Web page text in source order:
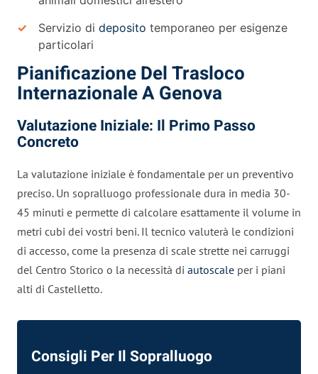
Servizio di deposito temporaneo per esigenze
particolari
Pianificazione Del Trasloco
Internazionale A Genova
Valutazione Iniziale: Il Primo Passo
Concreto
La valutazione iniziale è fondamentale per un preventivo
preciso. Un sopralluogo professionale dura in media 30-
45 minuti e permette di calcolare esattamente il volume in
metri cubi dei vostri beni. Il tecnico valuterà le condizioni
di accesso, come la presenza di scale strette nei carruggi
del Centro Storico o la necessità di autoscale per i piani
alti di Castelletto.
Consigli Per Il Sopralluogo